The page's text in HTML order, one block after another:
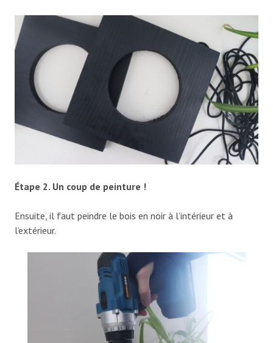
Étape 2. Un coup de peinture !
Ensuite, il faut peindre le bois en noir à l’intérieur et à
l’extérieur.